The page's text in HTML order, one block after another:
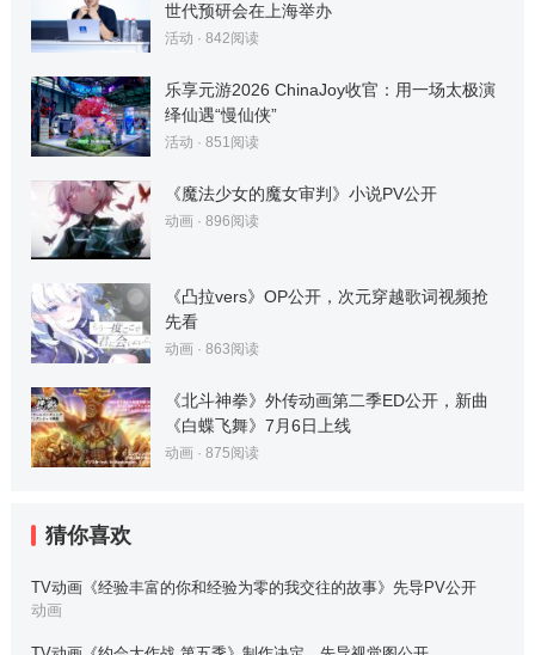
世代预研会在上海举办
活动 · 842阅读
乐享元游2026 ChinaJoy收官：用一场太极演
绎仙遇“慢仙侠”
活动 · 851阅读
《魔法少女的魔女审判》小说PV公开
动画· 896阅读
《凸拉vers》OP公开，次元穿越歌词视频抢
先看
动画· 863阅读
《北斗神拳》外传动画第二季ED公开，新曲
《白蝶飞舞》7月6日上线
动画· 875阅读
猜你喜欢
TV动画《经验丰富的你和经验为零的我交往的故事》先导PV公开
动画